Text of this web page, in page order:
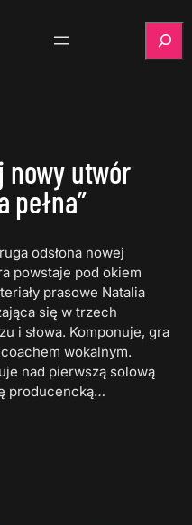
nowy utwór
pełna”
odsłona nowej
powstaje pod okiem
prasowe Natalia
się w trzech
i słowa. Komponuje, gra
wokalnym.
nad pierwszą solową
producencką…